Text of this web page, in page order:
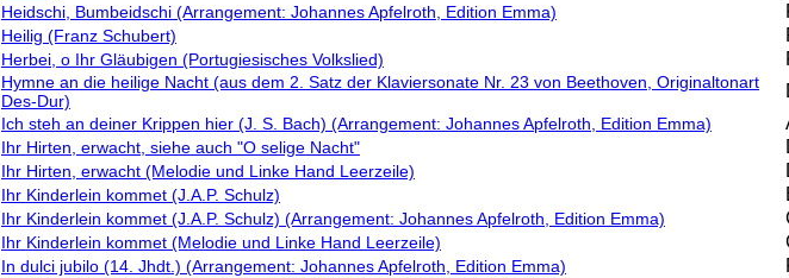
Heidschi, Bumbeidschi (Arrangement: Johannes Apfelroth, Edition Emma)
Heilig (Franz Schubert)
Herbei, o Ihr Gläubigen (Portugiesisches Volkslied)
Hymne an die heilige Nacht (aus dem 2. Satz der Klaviersonate Nr. 23 von Beethoven, Originaltonart
Des-Dur)
Ich steh an deiner Krippen hier (J. S. Bach) (Arrangement: Johannes Apfelroth, Edition Emma)
Ihr Hirten, erwacht, siehe auch "O selige Nacht"
Ihr Hirten, erwacht (Melodie und Linke Hand Leerzeile)
Ihr Kinderlein kommet (J.A.P. Schulz)
Ihr Kinderlein kommet (J.A.P. Schulz) (Arrangement: Johannes Apfelroth, Edition Emma)
Ihr Kinderlein kommet (Melodie und Linke Hand Leerzeile)
In dulci jubilo (14. Jhdt.) (Arrangement: Johannes Apfelroth, Edition Emma)